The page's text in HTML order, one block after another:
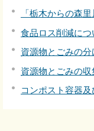
「栃木からの森
食品ロス削減につ
資源物とごみの
資源物とごみの収
コンポスト容器